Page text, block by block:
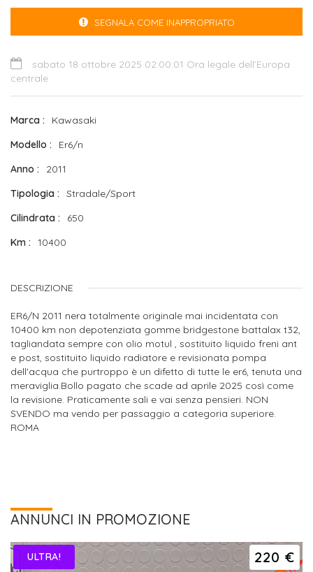
SEGNALA COME INAPPROPRIATO
sabato 18 ottobre 2025 02:00:01 Ora legale dell’Europa
centrale
Marca
Kawasaki
Modello
Er6/n
Anno
2011
Tipologia
Stradale/Sport
Cilindrata
650
Km
10400
DESCRIZIONE
ER6/N 2011 nera totalmente originale mai incidentata con
10400 km non depotenziata gomme bridgestone battalax t32,
tagliandata sempre con olio motul , sostituito liquido freni ant
e post, sostituito liquido radiatore e revisionata pompa
dell'acqua che purtroppo è un difetto di tutte le er6, tenuta una
meraviglia.Bollo pagato che scade ad aprile 2025 così come
la revisione. Praticamente sali e vai senza pensieri. NON
SVENDO ma vendo per passaggio a categoria superiore.
ROMA
ANNUNCI IN PROMOZIONE
220 €
ULTRA!